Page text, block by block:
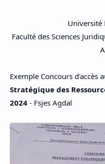
Université
Faculté des Sciences
Exemple Concours d'accès
Stratégique des
2024 - Fsjes Agdal